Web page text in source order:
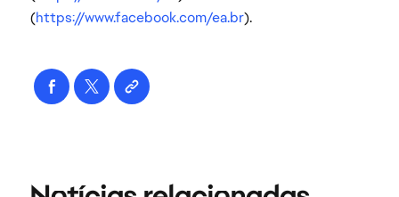
(https://www.facebook.com/ea.br).